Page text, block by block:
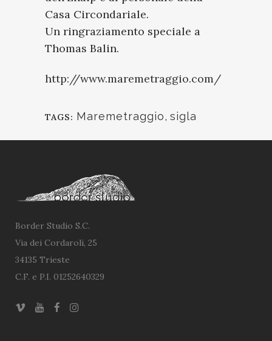
Casa Circondariale.
Un ringraziamento speciale a
Thomas Balin.
http://www.maremetraggio.com/
TAGS: Maremetraggio, sigla
Border Studio S.C.
Via dei Cordaroli, 25
34135 Trieste
C.F. e P.I. 01252640329